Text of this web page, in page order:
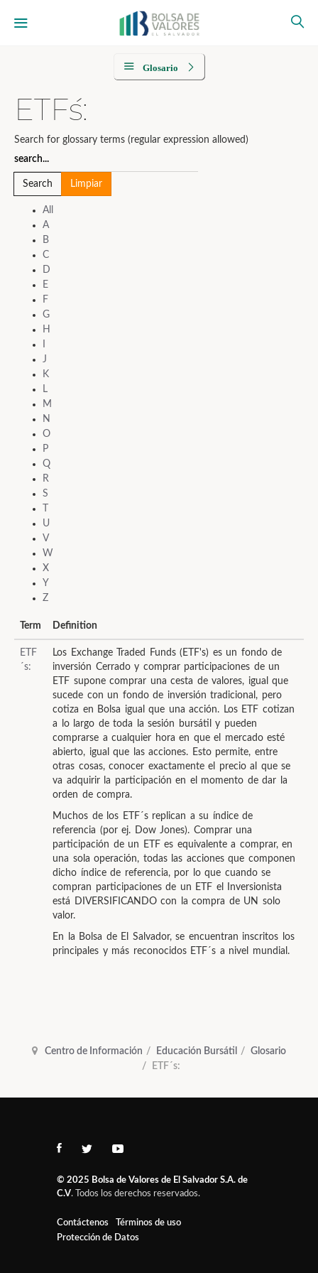
Glosario
ETF´s:
Search for glossary terms (regular expression allowed)
All
A
B
C
D
E
F
G
H
J
K
L
M
N
O
P
Q
R
S
U
V
W
X
Y
Z
Term Definition
ETF
´s:
Los Exchange Traded Funds (ETF's) es un fondo de
inversión Cerrado y comprar participaciones de un
ETF supone comprar una cesta de valores, igual que
sucede con un fondo de inversión tradicional, pero
cotiza en Bolsa igual que una acción. Los ETF cotizan
a lo largo de toda la sesión bursátil y pueden
comprarse a cualquier hora en que el mercado esté
abierto, igual que las acciones. Esto permite, entre
otras cosas, conocer exactamente el precio al que se
va adquirir la participación en el momento de dar la
orden de compra.
Muchos de los ETF´s replican a su índice de
referencia (por ej. Dow Jones). Comprar una
participación de un ETF es equivalente a comprar, en
una sola operación, todas las acciones que componen
dicho índice de referencia, por lo que cuando se
compran participaciones de un ETF el Inversionista
está DIVERSIFICANDO con la compra de UN solo
valor.
En la Bolsa de El Salvador, se encuentran inscritos los
principales y más reconocidos ETF´s a nivel mundial.
Centro de Información Educación Bursátil
Glosario
ETF´s:
© 2025 Bolsa de Valores de El Salvador S.A. de
C.V. Todos los derechos reservados.
Contáctenos
Términos de uso
Protección de Datos